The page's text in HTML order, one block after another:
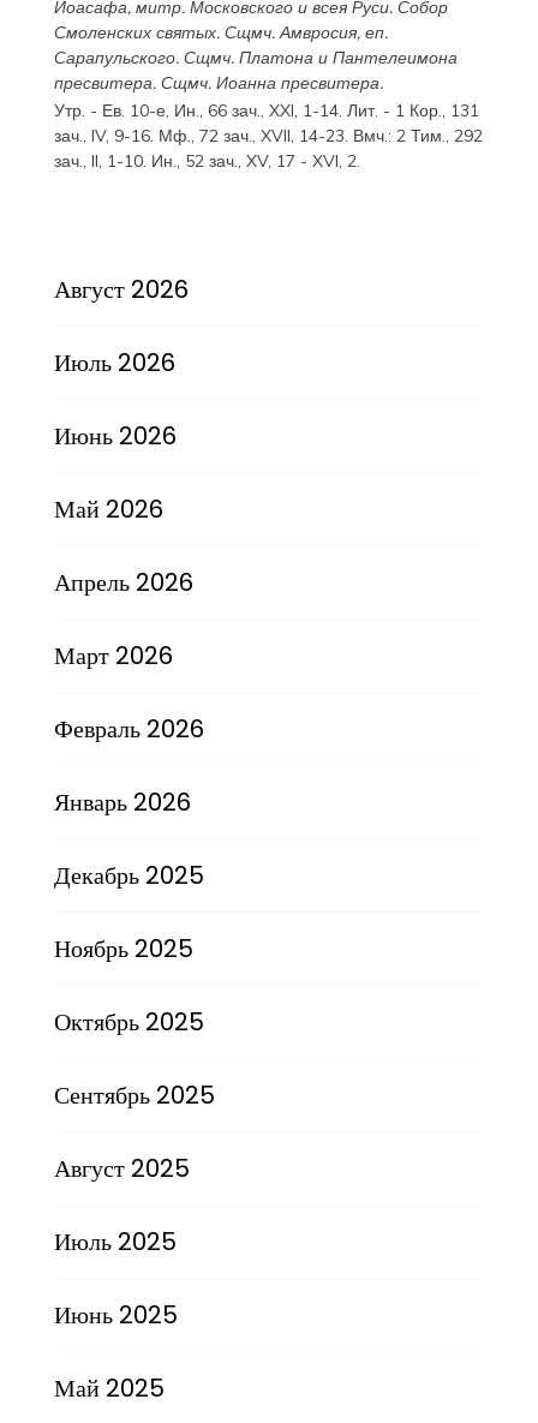
Иоасафа, митр. Московского и всея Руси. Собор
Смоленских святых. Сщмч.Амвросия, еп.
Сарапульского. Сщмч. Платонаи Пантелеимона
пресвитера. Сщмч. Иоаннапресвитера.
Утр. - Ев. 10-е, Ин., 66 зач., XXI, 1-14. Лит. - 1 Кор., 131
зач., IV, 9-16. Мф., 72 зач., XVII, 14-23. Вмч.: 2 Тим., 292
зач., II, 1-10. Ин., 52 зач., XV, 17 - XVI, 2.
Август 2026
Июль 2026
Июнь 2026
Май 2026
Апрель 2026
Март 2026
Февраль 2026
Январь 2026
Декабрь 2025
Ноябрь 2025
Октябрь 2025
Сентябрь 2025
Август 2025
Июль 2025
Июнь 2025
Май 2025